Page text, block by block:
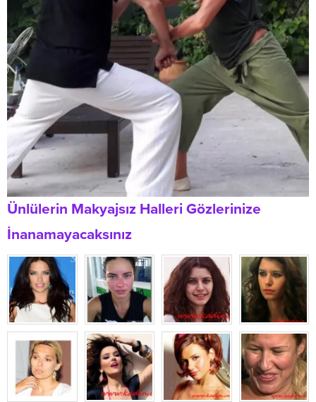
Ünlülerin Makyajsız Halleri Gözlerinize
İnanamayacaksınız